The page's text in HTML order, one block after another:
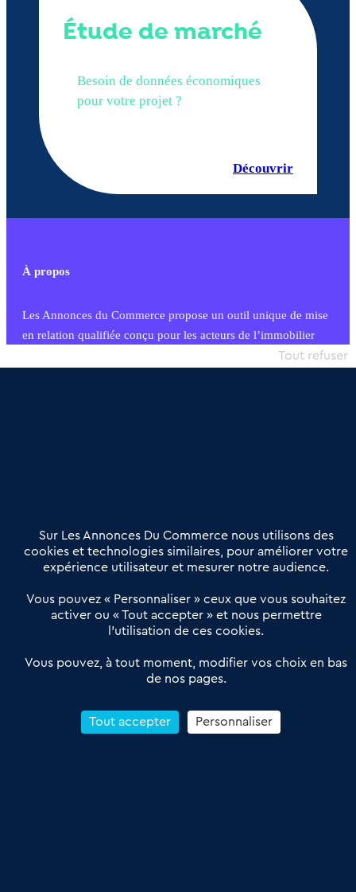
Étude de marché
Besoin de données économiques
pour votre projet ?
Découvrir
À propos
Les Annonces du Commerce propose un outil unique de mise
en relation qualifiée conçu pour les acteurs de l’immobilier
commercial et les collectivités territoriales, simple et intégrant
Offres Pro
Actualités
Qui sommes nous ?
Derniers articles
Réseau 3C : un partenaire national dédié aux transactions
Petitscommerces : Un partenariat au service du commerce de
proximité et des territoires
Reprendre un Restaurant Rapide
Sur Les Annonces Du Commerce nous utilisons des
cookies et technologies similaires, pour améliorer votre
expérience utilisateur et mesurer notre audience.
Vous pouvez « Personnaliser » ceux que vous souhaitez
activer ou « Tout accepter » et nous permettre
l’utilisation de ces cookies.
Vous pouvez, à tout moment, modifier vos choix en bas
de nos pages.
Tout accepter
Tout refuser
Personnaliser